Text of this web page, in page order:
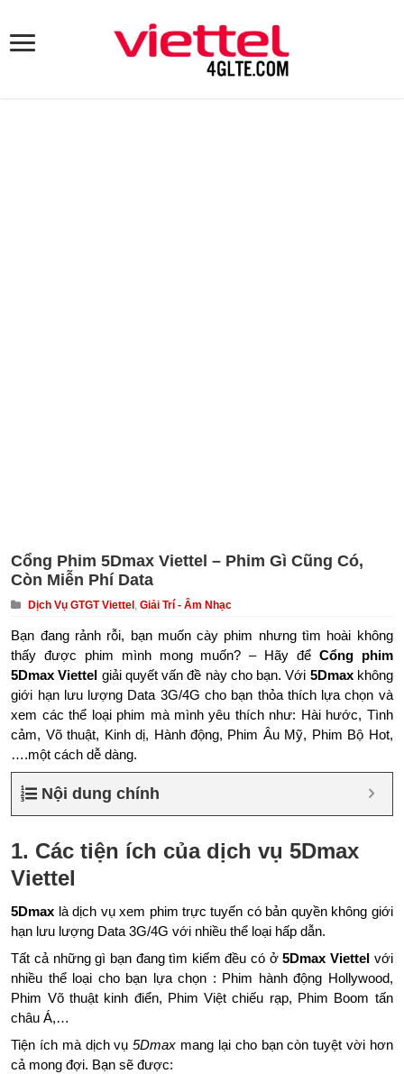
Cổng Phim 5Dmax Viettel – Phim Gì Cũng Có,
Còn Miễn Phí Data
Dịch Vụ GTGT Viettel ,Giải Trí - Âm Nhạc
Bạn đang rảnh rỗi, bạn muốn cày phim nhưng tìm hoài không
thấy được phim mình mong muốn? – Hãy để Cổng phim
5Dmax Viettel giải quyết vấn đề này cho bạn. Với 5Dmaxkhông
giới hạn lưu lượng Data 3G/4G cho bạn thỏa thích lựa chọn và
xem các thể loại phim mà mình yêu thích như: Hài hước, Tình
cảm, Võ thuật, Kinh dị, Hành động, Phim Âu Mỹ, Phim Bộ Hot,
….một cách dễ dàng.
Nội dung chính
1. Các tiện ích của dịch vụ 5Dmax
Viettel
5Dmax là dịch vụ xem phim trực tuyến có bản quyền không giới
hạn lưu lượng Data 3G/4G với nhiều thể loại hấp dẫn.
Tất cả những gì bạn đang tìm kiếm đều có ở5Dmax Viettel với
nhiều thể loại cho bạn lựa chọn : Phim hành động Hollywood,
Phim Võ thuật kinh điển, Phim Việt chiếu rạp, Phim Boom tấn
châu Á,…
Tiện ích mà dịch vụ5Dmax mang lại cho bạn còn tuyệt vời hơn
cả mong đợi. Bạn sẽ được: